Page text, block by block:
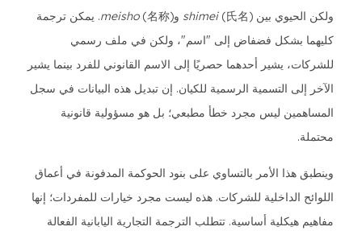
ولكن الحيوي بين
shimei (氏名) و meisho(名称). يمكن ترجمة
كليهما بشكل فضفاض إلى "اسم"، ولكن في ملف رسمي
للشركات، يشير أحدهما حصريًا إلى الاسم القانوني للفرد بينما يشير
الآخر إلى التسمية الرسمية للكيان. إن تبديل هذه البيانات في سجل
المساهمين ليس مجرد خطأ مطبعي؛ بل هو مسؤولية قانونية
محتملة.
وينطبق هذا الأمر بالتساوي على بنود الحوكمة المدفونة في أعماق
اللوائح الداخلية للشركات. هذه ليست مجرد خيارات للمفردات؛ إنها
مفاهيم هيكلية أساسية. تتطلب الترجمة التجارية اليابانية الفعالة